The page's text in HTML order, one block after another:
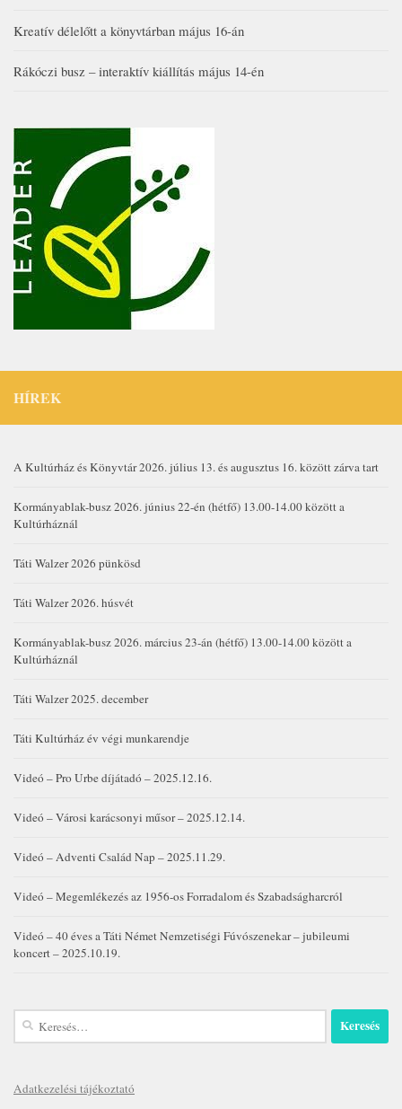
Kreatív délelőtt a könyvtárban május 16-án
Rákóczi busz – interaktív kiállítás május 14-én
HÍREK
A Kultúrház és Könyvtár 2026. július 13. és augusztus 16. között zárva tart
Kormányablak-busz 2026. június 22-én (hétfő) 13.00-14.00 között a
Kultúrháznál
Táti Walzer 2026 pünkösd
Táti Walzer 2026. húsvét
Kormányablak-busz 2026. március 23-án (hétfő) 13.00-14.00 között a
Kultúrháznál
Táti Walzer 2025. december
Táti Kultúrház év végi munkarendje
Videó – Pro Urbe díjátadó – 2025.12.16.
Videó – Városi karácsonyi műsor – 2025.12.14.
Videó – Adventi Család Nap – 2025.11.29.
Videó – Megemlékezés az 1956-os Forradalom és Szabadságharcról
Videó – 40 éves a Táti Német Nemzetiségi Fúvószenekar – jubileumi
koncert – 2025.10.19.
Keresés:
Adatkezelési tájékoztató